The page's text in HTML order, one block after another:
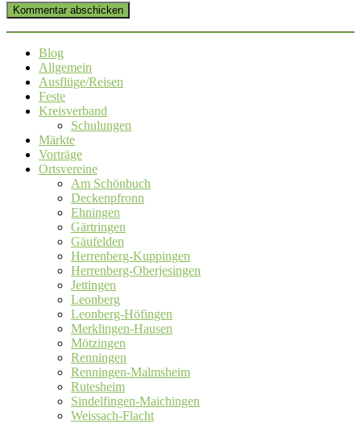
Kommentar abschicken
Blog
Allgemein
Ausflüge/Reisen
Feste
Kreisverband
Schulungen
Märkte
Vorträge
Ortsvereine
Am Schönbuch
Deckenpfronn
Ehningen
Gärtringen
Gäufelden
Herrenberg-Kuppingen
Herrenberg-Oberjesingen
Jettingen
Leonberg
Leonberg-Höfingen
Merklingen-Hausen
Mötzingen
Renningen
Renningen-Malmsheim
Rutesheim
Sindelfingen-Maichingen
Weissach-Flacht